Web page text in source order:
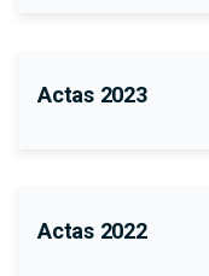
Actas 2023
Actas 2022